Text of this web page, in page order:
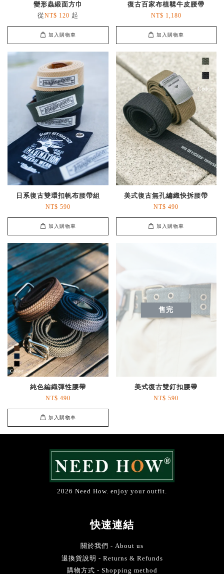
變形蟲緞面方巾
從NT$ 120 起
加入購物車
復古百家布植鞣牛皮腰帶
NT$ 1,180
加入購物車
日系復古雙環扣帆布腰帶組
NT$ 590
加入購物車
美式復古無孔編織快拆腰帶
NT$ 490
加入購物車
純色編織彈性腰帶
NT$ 490
加入購物車
售完
美式復古雙釘扣腰帶
NT$ 590
2026 Need How. enjoy your outfit.
快速連結
關於我們 - About us
退換貨說明 - Returns & Refunds
購物方式 - Shopping method